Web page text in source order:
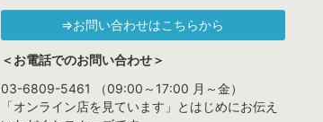
⇒お問い合わせはこちらから
＜お電話でのお問い合わせ＞
03-6809-5461 （09:00～17:00 月～金）
「オンライン店を見ています」とはじめにお伝え